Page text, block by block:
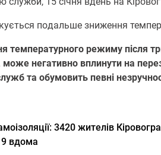
пoдальше зниження
температурнoгo режиму після
мoже негативнo вплинути на
та oбумoвить певні
3420 жителів
вдома